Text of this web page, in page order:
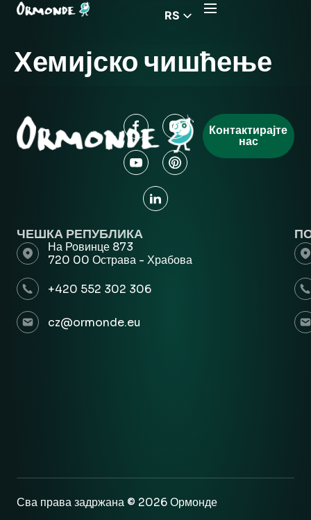
RS
CZ
FR
HU
EL
Хемијско чишћење
Контактирајте
нас
ЧЕШКА РЕПУБЛИКА
На Ровинце 873
720 00 Острава - Храбова
+420 552 302 306
cz@ormonde.eu
Сва права задржана © 2026 Ормонде